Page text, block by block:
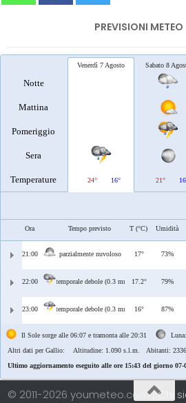
PREVISIONI
Notte
Mattina
Pomeriggio
Sera
Temperature
Venerdì 7 Agosto
24° 16°
Sabato 8
21°
Ora Tempo previsto T (°C) Umidità
21:00 parzialmente nuvoloso 17°
73%
22:00 temporale debole (0.3 mm) 17.2°
79%
23:00 temporale debole (0.3 mm) 16°
87%
Il Sole sorge alle 06:07 e tramonta alle 20:31
Altri dati per Gallio: Altitudine: 1.090 s.l.m. Abitanti:
Ultimo aggiornamento eseguito alle ore 15:43 del giorno 07-
© 2011-2026 youmeteo.com |Chi